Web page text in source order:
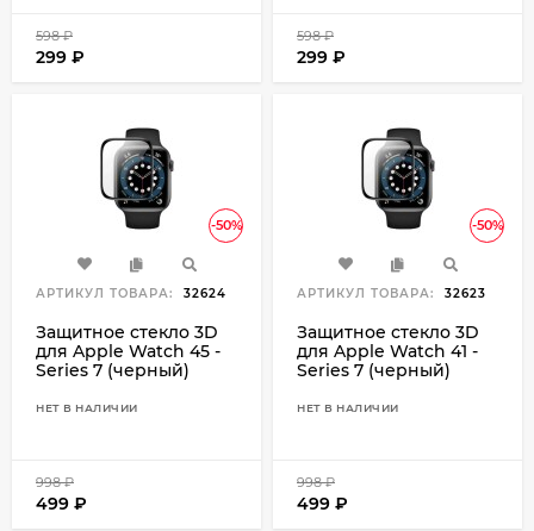
598₽
299 ₽
598₽
299 ₽
-50%
АРТИКУЛ ТОВАРА: 32624
Защитное стекло 3D
для Apple Watch 45 -
Series 7 (черный)
НЕТ В НАЛИЧИИ
998₽
499 ₽
-50%
АРТИКУЛ ТОВАРА: 32623
Защитное стекло 3D
для Apple Watch 41 -
Series 7 (черный)
НЕТ В НАЛИЧИИ
998₽
499 ₽